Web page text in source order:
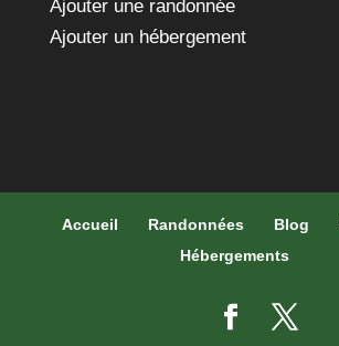
Ajouter une randonnée
Ajouter un hébergement
Accueil Randonnées Blog
Hébergements